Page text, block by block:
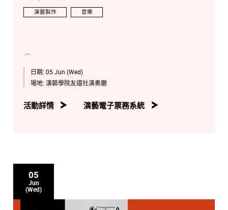
演藝製作 音樂
日期: 05 Jun (Wed)
場地: 演藝學院友誼社演奏廳
活動詳情 演藝電子票務系統
05
Jun
(Wed)